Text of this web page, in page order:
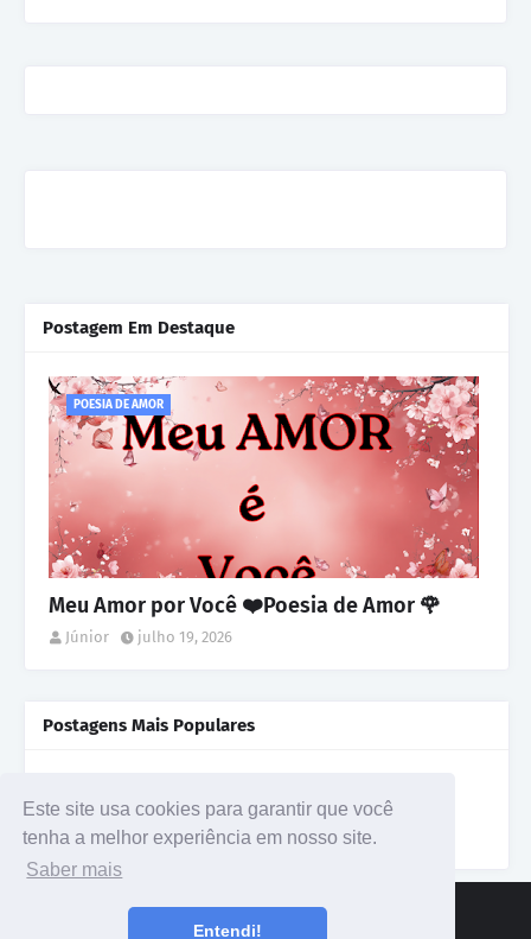
Este site usa cookies para garantir que você
tenha a melhor experiência em nosso site.
Saber mais
Entendi!
Postagem Em Destaque
POESIA DE AMOR
Meu Amor por Você ❤️Poesia de Amor 🌹
Júnior julho 19, 2026
Postagens Mais Populares
agosto 24, 2022